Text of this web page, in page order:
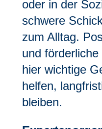
oder in der
schwere
zum Alltag.
und
hier wichtige
helfen,
bleiben.